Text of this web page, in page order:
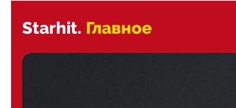
Starhit. Главное